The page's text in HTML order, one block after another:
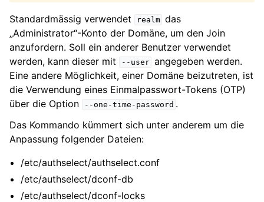
Standardmässig verwendet realm das
„Administrator“-Konto der Domäne, um den Join
anzufordern. Soll ein anderer Benutzer verwendet
werden, kann dieser mit
--user angegeben werden.
Eine andere Möglichkeit, einer Domäne beizutreten, ist
die Verwendung eines Einmalpasswort-Tokens (OTP)
über die Option
--one-time-password .
Das Kommando kümmert sich unter anderem um die
Anpassung folgender Dateien:
/etc/authselect/authselect.conf
/etc/authselect/dconf-db
/etc/authselect/dconf-locks